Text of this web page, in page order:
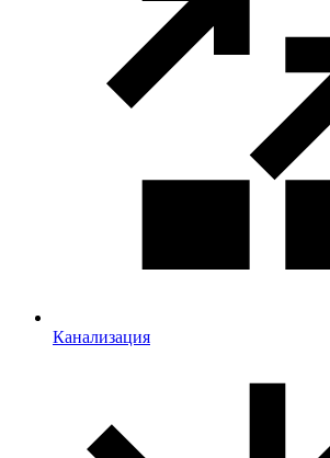
Канализация